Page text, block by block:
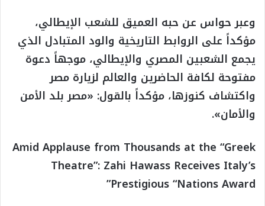
وعبر حواس عن حبه العميق للشعب الإيطالي،
مؤكداً على الروابط التاريخية والود المتبادل الذي
يجمع الشعبين المصري والإيطالي، موجهاً دعوة
مفتوحة لكافة الحاضرين والعالم لزيارة مصر
واكتشاف كنوزها، مؤكداً بالقول: «مصر بلد الأمن
والأمان».
Amid Applause from Thousands at the “Greek
Theatre”: Zahi Hawass Receives Italy’s
Prestigious “Nations Award”